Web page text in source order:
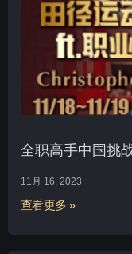
全职高手中国挑
11月 16, 2023
查看更多 »